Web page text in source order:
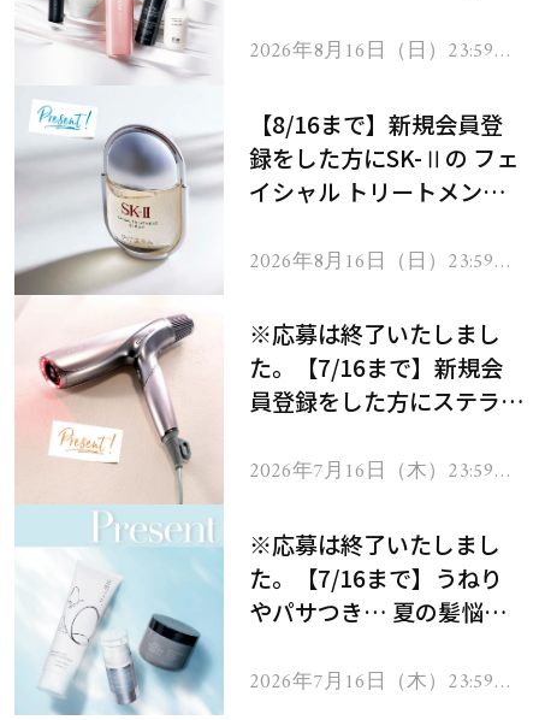
2026年8月16日（日）23:59ま
【8/16まで】新規会員登
録をした方にSK-Ⅱの フェ
イシャル トリートメント
2026年8月16日（日）23:59ま
※応募は終了いたしまし
た。【7/16まで】新規会
員登録をした方にステラボ
ヘアドライヤー ジュエル
2026年7月16日（木）23:59ま
※応募は終了いたしまし
た。【7/16まで】うねり
やパサつき… 夏の髪悩み
ムを13名様にプレゼン
2026年7月16日（木）23:59ま